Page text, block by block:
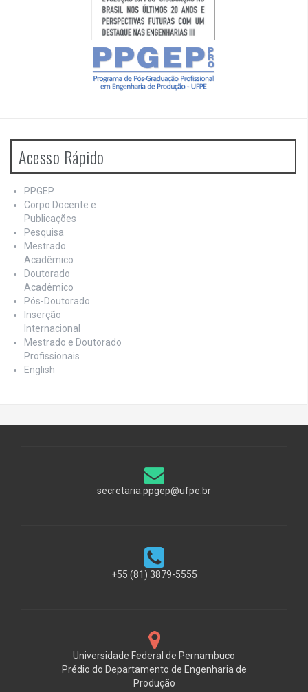
Acesso Rápido
PPGEP
Corpo Docente e
Publicações
Pesquisa
Mestrado
Acadêmico
Doutorado
Acadêmico
Pós-Doutorado
Inserção
Internacional
Mestrado e Doutorado
Profissionais
English
secretaria.ppgep@ufpe.br
+55 (81) 3879-5555
Universidade Federal de Pernambuco
Prédio do Departamento de Engenharia de
Produção